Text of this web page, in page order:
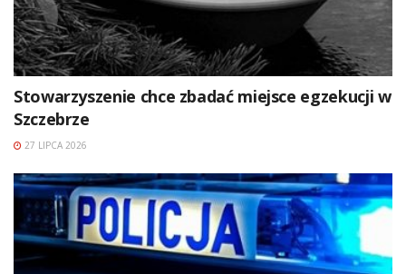
Stowarzyszenie chce zbadać miejsce egzekucji w
Szczebrze
27 LIPCA 2026